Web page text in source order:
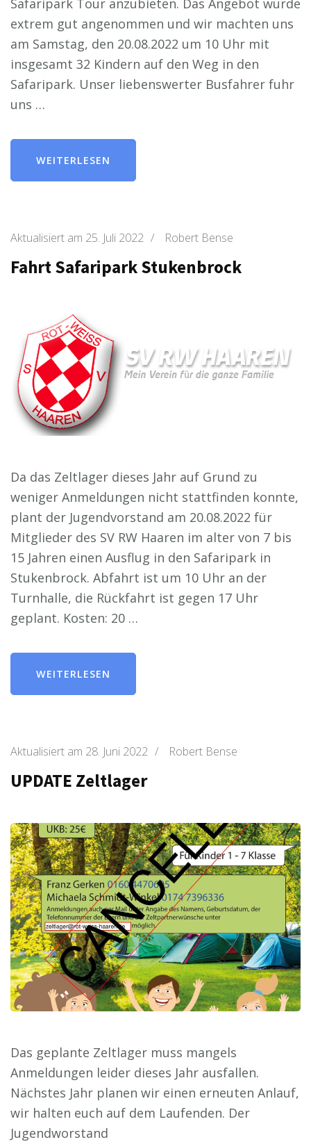
extrem gut angenommen und wir machten uns
am Samstag, den 20.08.2022 um 10 Uhr mit
insgesamt 32 Kindern auf den Weg in den
Safaripark. Unser liebenswerter Busfahrer fuhr
uns …
WEITERLESEN
Aktualisiert am 25. Juli 2022 / Robert Bense
Fahrt Safaripark Stukenbrock
Da das Zeltlager dieses Jahr auf Grund zu
weniger Anmeldungen nicht stattfinden konnte,
plant der Jugendvorstand am 20.08.2022 für
Mitglieder des SV RW Haaren im alter von 7 bis
15 Jahren einen Ausflug in den Safaripark in
Stukenbrock. Abfahrt ist um 10 Uhr an der
Turnhalle, die Rückfahrt ist gegen 17 Uhr
geplant. Kosten: 20 …
WEITERLESEN
Aktualisiert am 28. Juni 2022 / Robert Bense
UPDATE Zeltlager
Das geplante Zeltlager muss mangels
Anmeldungen leider dieses Jahr ausfallen.
Nächstes Jahr planen wir einen erneuten Anlauf,
wir halten euch auf dem Laufenden. Der
Jugendworstand